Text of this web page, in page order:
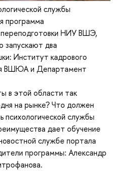
службы
программа
НИУ ВШЭ,
запускают два
Институт кадрового
ВШЮА и Департамент
в этой области так
на рынке? Что должен
психологической службы
дает обучение
службе портала
программы: Александр